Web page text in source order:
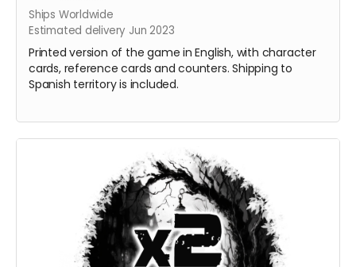
Ships Worldwide
Estimated delivery Jun 2023
Printed version of the game in English, with character
cards, reference cards and counters. Shipping to
Spanish territory is included.